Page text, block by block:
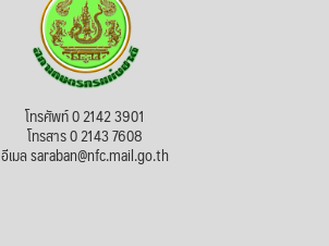
โทรศัพท์ 0 2142 3901
โทรสาร 0 2143 7608
อีเมล saraban@nfc.mail.go.th